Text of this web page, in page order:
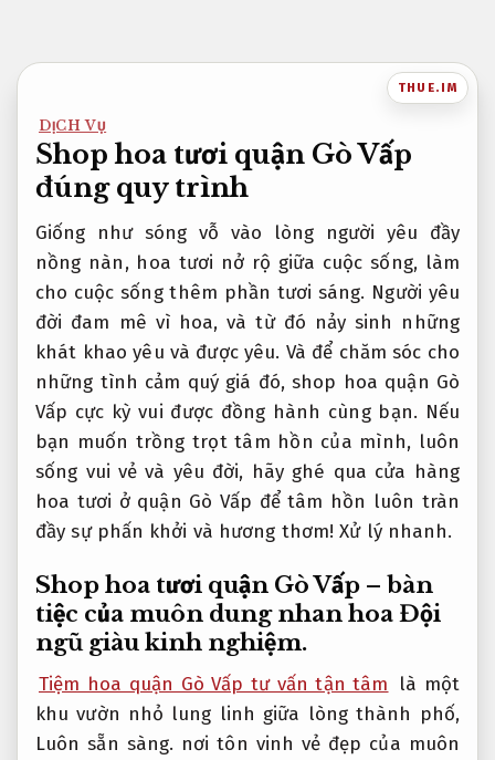
nội
THUE.IM
DỊCH VỤ
Shop hoa tươi quận Gò Vấp
đúng quy trình
Giống như sóng vỗ vào lòng người yêu đầy
nồng nàn, hoa tươi nở rộ giữa cuộc sống, làm
cho cuộc sống thêm phần tươi sáng. Người yêu
đời đam mê vì hoa, và từ đó nảy sinh những
khát khao yêu và được yêu. Và để chăm sóc cho
những tình cảm quý giá đó, shop hoa quận Gò
Vấp cực kỳ vui được đồng hành cùng bạn. Nếu
bạn muốn trồng trọt tâm hồn của mình, luôn
sống vui vẻ và yêu đời, hãy ghé qua cửa hàng
hoa tươi ở quận Gò Vấp để tâm hồn luôn tràn
đầy sự phấn khởi và hương thơm!Xử lý nhanh.
Shop hoa tươi quận Gò Vấp – bàn
tiệc của muôn dung nhan hoaĐội
ngũ giàu kinh nghiệm.
Tiệm hoa quận Gò Vấp tư vấn tận tâm
là một
khu vườn nhỏ lung linh giữa lòng thành phố,
Luôn sẵn sàng. nơi tôn vinh vẻ đẹp của muôn